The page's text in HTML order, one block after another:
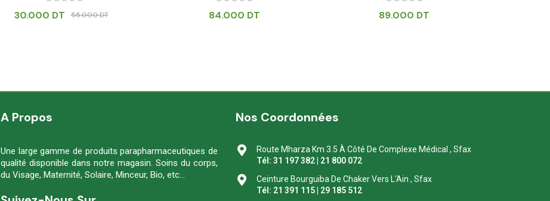
55.000DT
30.000 DT 84.000 DT 89.000 DT
A Propos
Une large gamme de produits parapharmaceutiques de
qualité disponible dans notre magasin. Soins du corps,
du Visage, Maternité, Solaire, Minceur, Bio, etc…
Nos Coordonnées
Route Mharza Km 3.5 À Côté De Complexe Médical , Sfax
Tél: 31 197 382 | 21 800 072
Ceinture Bourguiba De Chaker Vers L'Ain , Sfax
Tél: 21 391 115 | 29 185 512